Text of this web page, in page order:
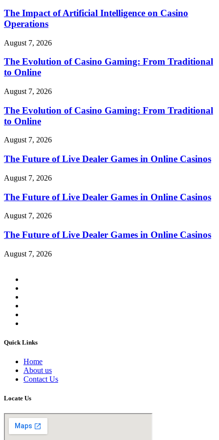
The Impact of Artificial Intelligence on Casino
Operations
August 7, 2026
The Evolution of Casino Gaming: From Traditional
to Online
August 7, 2026
The Evolution of Casino Gaming: From Traditional
to Online
August 7, 2026
The Future of Live Dealer Games in Online Casinos
August 7, 2026
The Future of Live Dealer Games in Online Casinos
August 7, 2026
The Future of Live Dealer Games in Online Casinos
August 7, 2026
Quick Links
Home
About us
Contact Us
Locate Us